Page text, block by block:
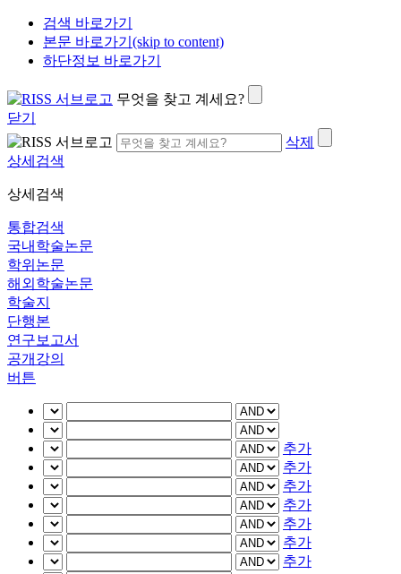
검색 바로가기
본문 바로가기(skip to content)
하단정보 바로가기
무엇을 찾고 계세요?
닫기
삭제
상세검색
상세검색
통합검색
국내학술논문
학위논문
해외학술논문
학술지
단행본
연구보고서
공개강의
버튼
추가
추가
추가
추가
추가
추가
추가